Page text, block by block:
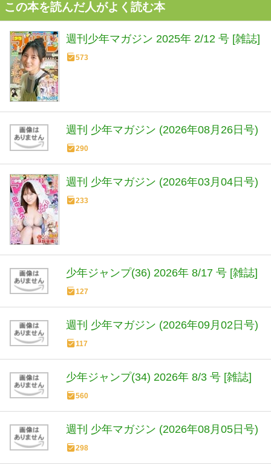
この本を読んだ人がよく読む本
週刊少年マガジン 2025年 2/12 号 [雑誌]
573
週刊 少年マガジン (2026年08月26日号)
290
週刊 少年マガジン (2026年03月04日号)
233
少年ジャンプ(36) 2026年 8/17 号 [雑誌]
127
週刊 少年マガジン (2026年09月02日号)
117
少年ジャンプ(34) 2026年 8/3 号 [雑誌]
560
週刊 少年マガジン (2026年08月05日号)
298